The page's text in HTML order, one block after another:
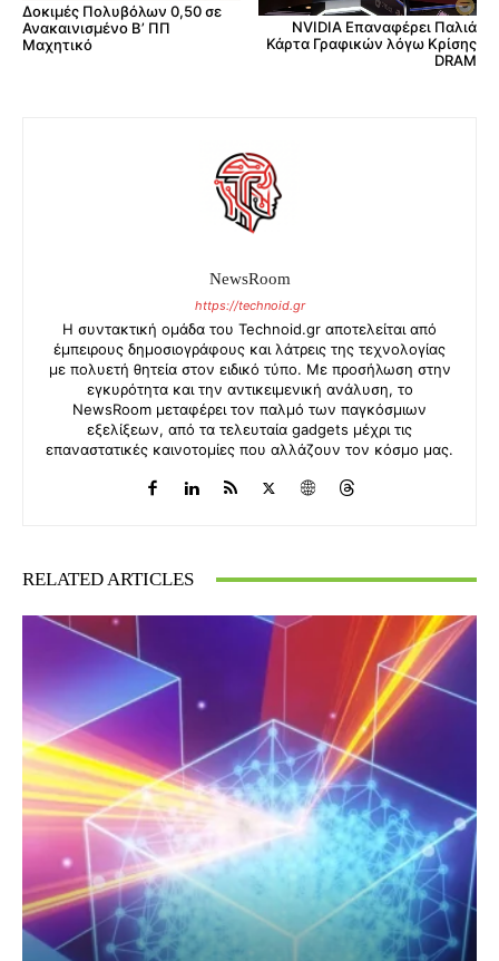
Δοκιμές Πολυβόλων 0,50 σε
Ανακαινισμένο Β’ ΠΠ
Μαχητικό
NVIDIA Επαναφέρει Παλιά
Κάρτα Γραφικών λόγω Κρίσης
DRAM
NewsRoom
https://technoid.gr
Η συντακτική ομάδα του Technoid.gr αποτελείται από
έμπειρους δημοσιογράφους και λάτρεις της τεχνολογίας
με πολυετή θητεία στον ειδικό τύπο. Με προσήλωση στην
εγκυρότητα και την αντικειμενική ανάλυση, το
NewsRoom μεταφέρει τον παλμό των παγκόσμιων
εξελίξεων, από τα τελευταία gadgets μέχρι τις
επαναστατικές καινοτομίες που αλλάζουν τον κόσμο μας.
RELATED ARTICLES